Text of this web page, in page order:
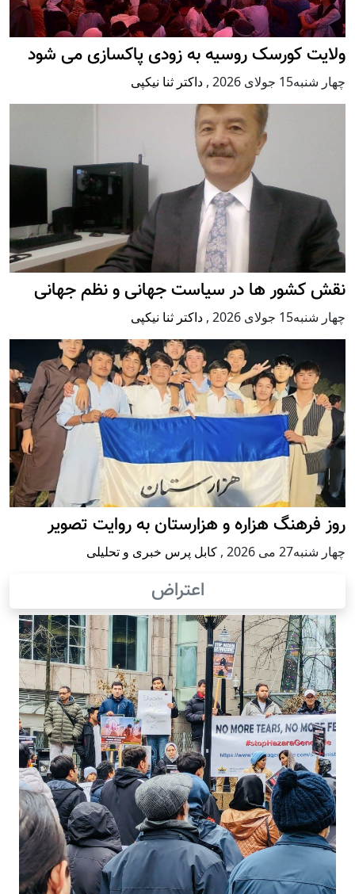
ولایت کورسک روسیه به زودی پاکسازی می شود
چهار شنبه15 جولای 2026 , داکتر ثنا نیکپی
نقش کشور ها در سیاست جهانی و نظم جهانی
چهار شنبه15 جولای 2026 , داکتر ثنا نیکپی
روز فرهنگ هزاره و هزارستان به روایت تصویر
چهار شنبه27 می 2026 , کابل پرس خبری و تحلیلی
اعتراض